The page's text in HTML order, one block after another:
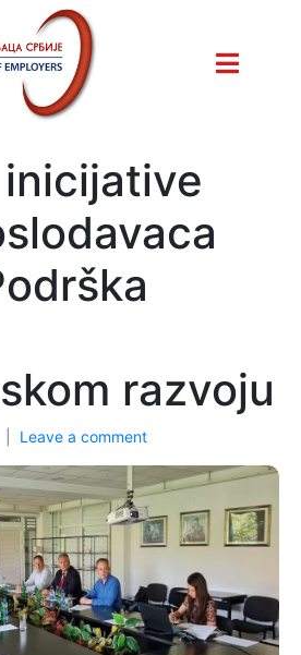
razvoju
Leave a comment